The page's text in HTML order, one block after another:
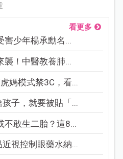
看更多
害少年楊承勳名...
襲！中醫教養肺...
媽模式禁3C，看...
子，就要被貼「...
不敢生二胎？這8...
視控制眼藥水納...